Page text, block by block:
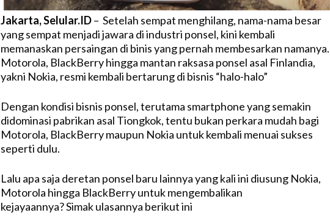
Jakarta, Selular.ID– Setelah sempat menghilang, nama-nama besar
yang sempat menjadi jawara di industri ponsel, kini kembali
memanaskan persaingan di binis yang pernah membesarkan namanya.
Motorola, BlackBerry hingga mantan raksasa ponsel asal Finlandia,
yakni Nokia, resmi kembali bertarung di bisnis “halo-halo”
Dengan kondisi bisnis ponsel, terutama smartphone yang semakin
didominasi pabrikan asal Tiongkok, tentu bukan perkara mudah bagi
Motorola, BlackBerry maupun Nokia untuk kembali menuai sukses
seperti dulu.
Lalu apa saja deretan ponsel baru lainnya yang kali ini diusung Nokia,
Motorola hingga BlackBerry untuk mengembalikan
kejayaannya? Simak ulasannya berikut ini